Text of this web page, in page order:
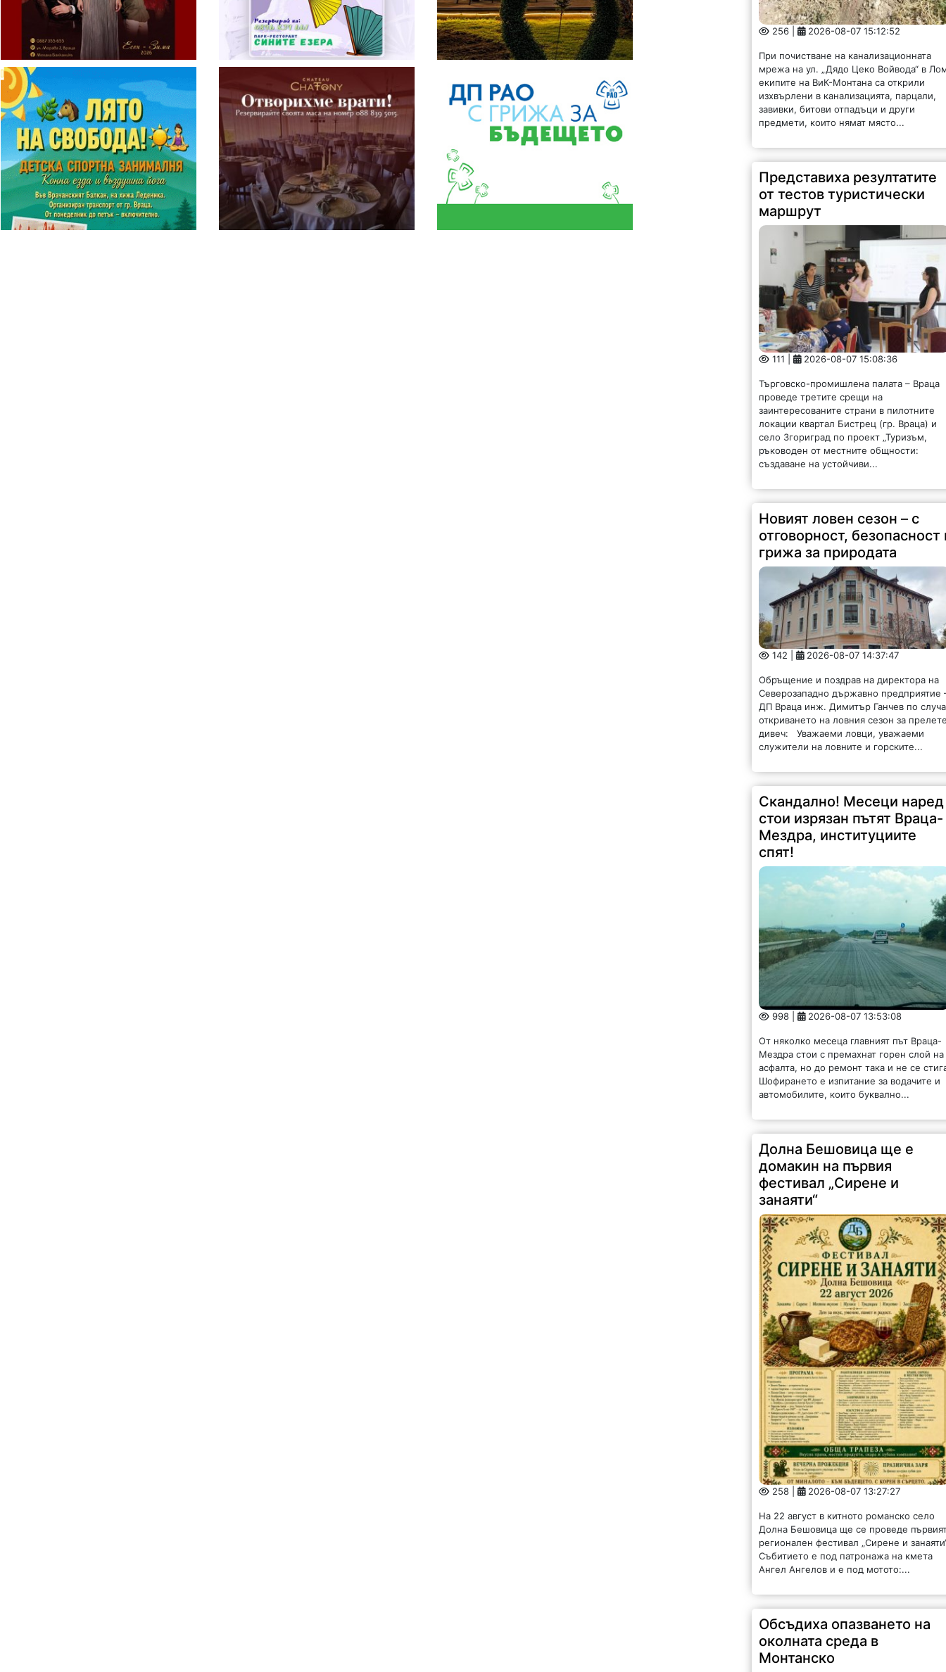
256 | 2026-08-07 15:12:52
При почистване на канализационната
мрежа на ул. „Дядо Цеко Войвода“ в
екипите на ВиК-Монтана са открили
изхвърлени в канализацията, парцали,
завивки, битови отпадъци и други
предмети, които нямат място...
Представиха резултатите
от тестов туристически
маршрут
111 | 2026-08-07 15:08:36
Търговско-промишлена палата – Враца
проведе третите срещи на
заинтересованите страни в пилотните
локации квартал Бистрец (гр. Враца) и
село Згориград по проект „Туризъм,
ръководен от местните общности:
създаване на устойчиви...
Новият ловен сезон – с
отговорност, безопасност
грижа за природата
142 | 2026-08-07 14:37:47
Обръщение и поздрав на директора на
Северозападно държавно предприятие
ДП Враца инж. Димитър Ганчев по
откриването на ловния сезон за
дивеч: Уважаеми ловци, уважаеми
служители на ловните и горските...
Скандално! Месеци наред
стои изрязан пътят Враца-
Мездра, институциите
спят!
998 | 2026-08-07 13:53:08
От няколко месеца главният път Враца-
Мездра стои с премахнат горен слой на
асфалта, но до ремонт така и не се
Шофирането е изпитание за водачите и
автомобилите, които буквално...
Долна Бешовица ще е
домакин на първия
фестивал „Сирене и
занаяти“
258 | 2026-08-07 13:27:27
На 22 август в китното романско село
Долна Бешовица ще се проведе
регионален фестивал „Сирене и
Събитието е под патронажа на кмета
Ангел Ангелов и е под мотото:...
Обсъдиха опазването на
околната среда в
Монтанско